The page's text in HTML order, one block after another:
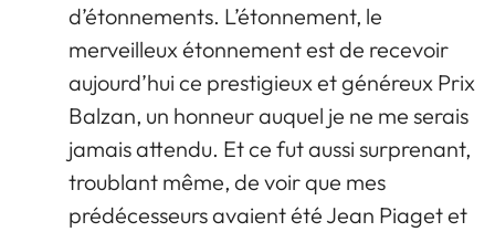
d’étonnements. L’étonnement, le
merveilleux étonnement est de recevoir
aujourd’hui ce prestigieux et généreux Prix
Balzan, un honneur auquel je ne me serais
jamais attendu. Et ce fut aussi surprenant,
troublant même, de voir que mes
prédécesseurs avaient été Jean Piaget et